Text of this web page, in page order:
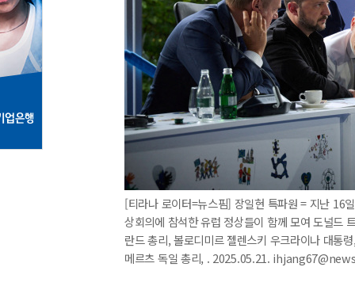
[티라나 로이터=뉴스핌] 장일현 특파원 = 지난 16
상회의에 참석한 유럽 정상들이 함께 모여 도널드
란드 총리, 볼로디미르 젤렌스키 우크라이나 대통
메르츠 독일 총리, . 2025.05.21.